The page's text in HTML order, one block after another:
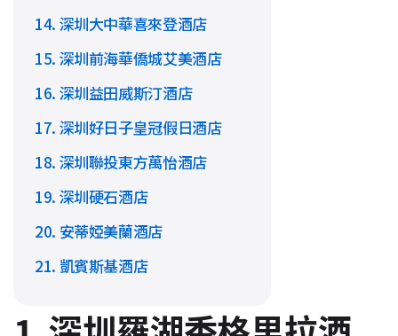
14. 深圳大中華喜來登酒店
15. 深圳前海華僑城艾美酒店
16. 深圳益田威斯汀酒店
17. 深圳好日子皇冠假日酒店
18. 深圳聯投東方萬怡酒店
19. 深圳硬石酒店
20. 安蒂婭美蘭酒店
21. 凱賓斯基酒店